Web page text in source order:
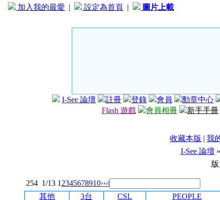
加入我的最愛 | 設定為首頁 | 圖片上載
I-See 論壇 註冊 登錄 會員
勳章中心
Flash 遊戲
會員相冊 新手手冊
收藏本版 | 我
I-See 論壇
254 1/13 1 2345678910›››|
其他
3台 CSL
PEOPLE